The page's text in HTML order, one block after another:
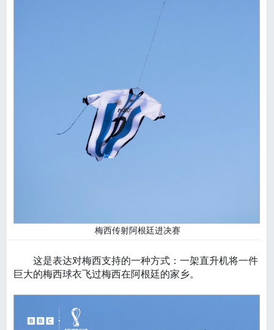
梅西传射阿根廷进决赛
这是表达对梅西支持的一种方式：一架直升机将一件
巨大的梅西球衣飞过梅西在阿根廷的家乡。